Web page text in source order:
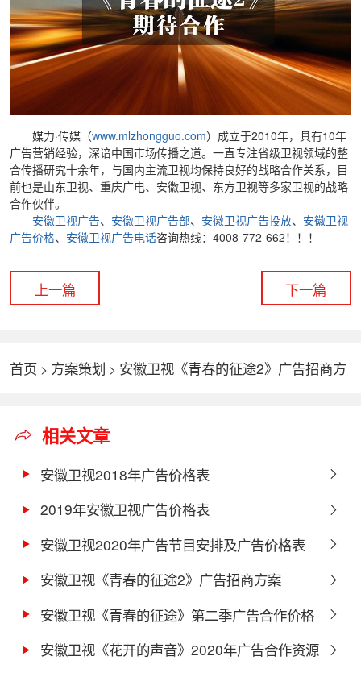
媒力·传媒（www.mlzhongguo.com）成立于2010年，具有10年
广告营销经验，深谙中国市场传播之道。一直专注省级卫视领域的整
合传播研究十余年，与国内主流卫视均保持良好的战略合作关系，目
前也是山东卫视、重庆广电、安徽卫视、东方卫视等多家卫视的战略
合作伙伴。
安徽卫视广告、 安徽卫视广告部、 安徽卫视广告投放、 安徽卫视
广告价格、 安徽卫视广告电话咨询热线：4008-772-662！！！
上一篇 下一篇
首页 > 方案策划 > 安徽卫视《青春的征途2》广告招商方
相关文章
安徽卫视2018年广告价格表
2019年安徽卫视广告价格表
安徽卫视2020年广告节目安排及广告价格表
安徽卫视《青春的征途2》广告招商方案
安徽卫视《青春的征途》第二季广告合作价格
安徽卫视《花开的声音》2020年广告合作资源